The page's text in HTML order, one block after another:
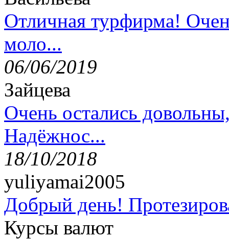
Отличная турфирма!
моло...
06/06/2019
Зайцева
Очень остались
Надёжнос...
18/10/2018
yuliyamai2005
Добрый день!
Курсы валют